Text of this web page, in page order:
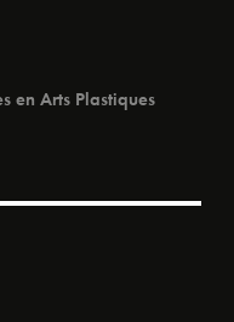
en Arts Plastiques